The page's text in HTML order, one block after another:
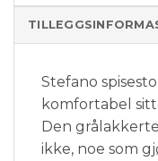
Stefano
komfortabel
Den
ikke, noe som